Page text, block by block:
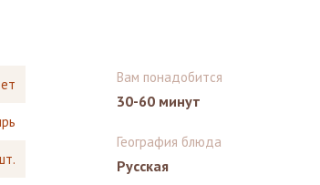
Вам понадобится
30-60 минут
География блюда
Русская